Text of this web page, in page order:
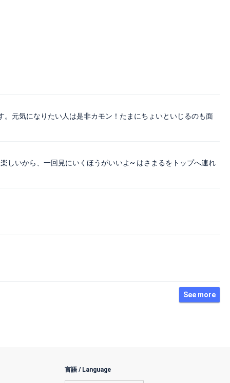
元気になりたい人は是非カモン！たまにちょいといじるのも面
しいから、一回見にいくほうがいいよ~ はさまるをトップへ連れ
See more
言語 / Language